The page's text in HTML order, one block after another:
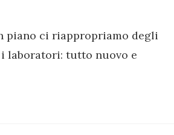
piano ci riappropriamo degli
i laboratori: tutto nuovo e